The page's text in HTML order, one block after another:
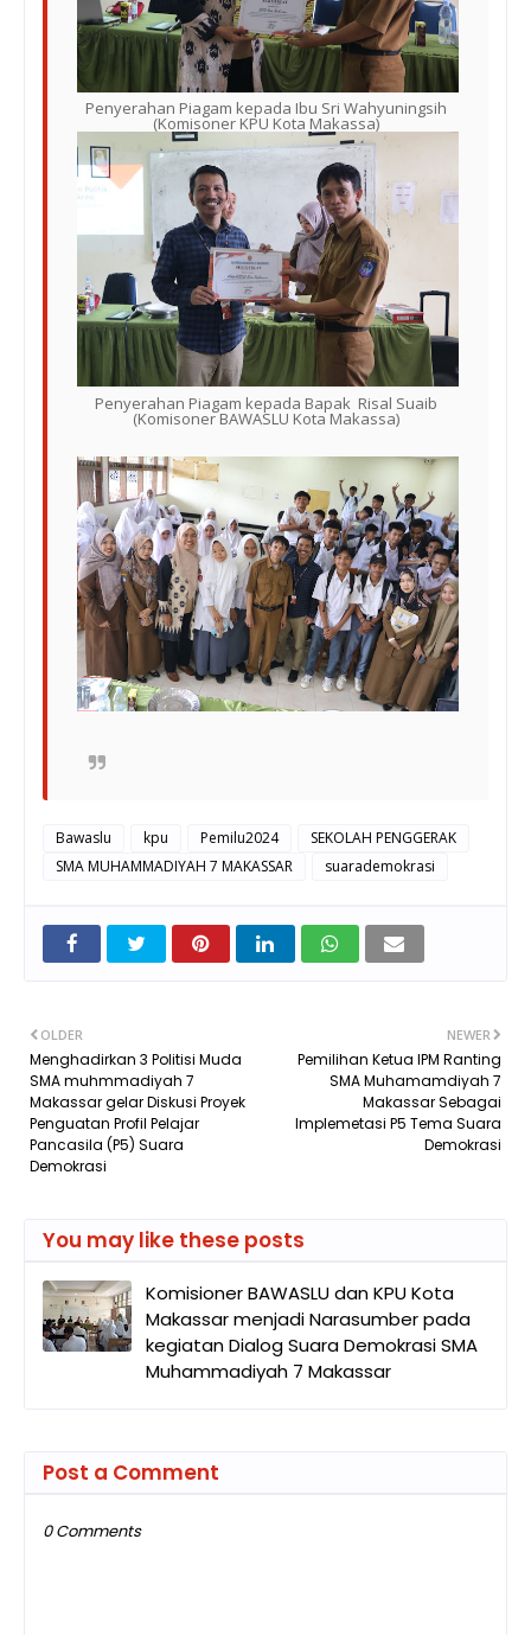
Penyerahan Piagam kepada Ibu Sri Wahyuningsih
(Komisoner KPU Kota Makassa)
Penyerahan Piagam kepada Bapak Risal Suaib
(Komisoner BAWASLU Kota Makassa)
Bawaslu kpu Pemilu2024
SEKOLAH PENGGERAK
SMA MUHAMMADIYAH 7 MAKASSAR
suarademokrasi
NEWER
Pemilihan Ketua IPM Ranting
SMA Muhamamdiyah 7
Makassar Sebagai
Implemetasi P5 Tema Suara
Demokrasi
OLDER
Menghadirkan 3 Politisi Muda
SMA muhmmadiyah 7
Makassar gelar Diskusi Proyek
Penguatan Profil Pelajar
Pancasila (P5) Suara
Demokrasi
You may like these posts
Komisioner BAWASLU dan KPU Kota
Makassar menjadi Narasumber pada
kegiatan Dialog Suara Demokrasi SMA
Muhammadiyah 7 Makassar
Post a Comment
0 Comments